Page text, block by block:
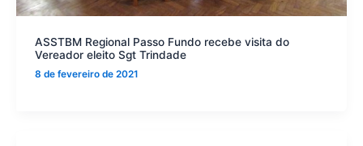
ASSTBM Regional Passo Fundo recebe visita do
Vereador eleito Sgt Trindade
8 de fevereiro de 2021